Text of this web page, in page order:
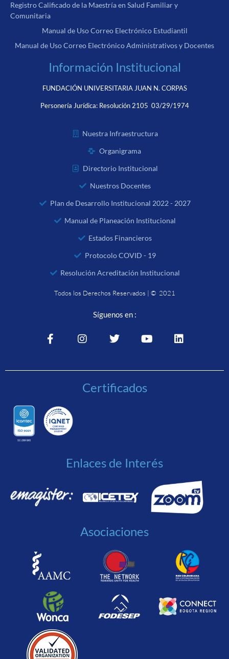
Registro Calificado de la Maestría en Salud Familiar y
Comunitaria
Manual de Uso Correo Electrónico Estudiantil
Manual de Uso Correo Electrónico Administrativos y Docentes
Información Institucional
FUNDACIÓN UNIVERSITARIA JUAN N. CORPAS
Personería Jurídica: Resolución 2105 03/29/1974
Nuestra Infraestructura
Organigrama
Directorio Institucional
Nuestros Docentes
Plan de Desarrollo Institucional 2022 - 2027
Manual de Planeación Institucional
Estados Financieros
Protocolo COVID - 19
Resolución Acreditación Institucional
Todos los Derechos Reservados | © 2021
Síguenos en :
Certificados
Enlaces de Interés
Asociaciones